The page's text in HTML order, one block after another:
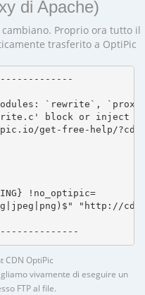
di Apache)
Proprio ora tutto il
trasferito a OptiPic
`rewrite`,
block or inject
get-free-help/
!no_optipic=
"http://
CDN OptiPic
vivamente di eseguire un
FTP al file.